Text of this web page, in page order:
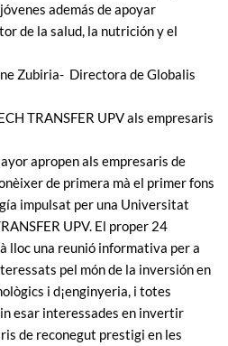
además de apoyar
de la salud, la nutrición y el
Zubiria- Directora de Globalis
TRANSFER UPV als empresaris
apropen als empresaris de
de primera mà el primer fons
impulsat per una Universitat
UPV. El proper 24
lloc una reunió informativa per a
pel món de la inversión en
i d¡enginyeria, i totes
esar interessades en invertir
de reconegut prestigi en les